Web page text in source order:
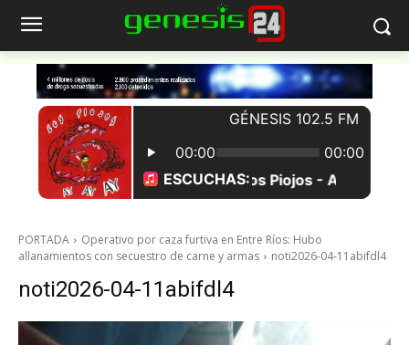
PORTADA
Operativo por caza furtiva en Entre Ríos: Hubo
allanamientos con secuestro de carne y armas
noti2026-04-11abifdl4
noti2026-04-11abifdl4